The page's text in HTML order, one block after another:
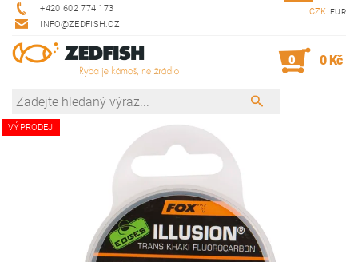
+420 602 774 173
INFO@ZEDFISH.CZ
CZK EUR
0 0 Kč
VÝPRODEJ